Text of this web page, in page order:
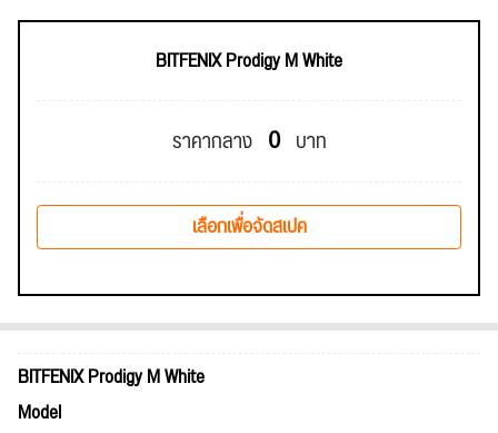
BITFENIX Prodigy M White
ราคากลาง 0 บาท
เลือกเพื่อจัดสเปค
BITFENIX Prodigy M White
Model